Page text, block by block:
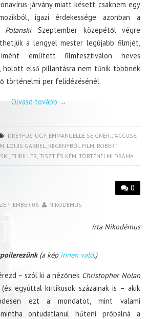
járvány miatt késett csaknem egy
igazi érdekessége azonban a
Polanski. Szeptember közepétől végre
a lengyel mester legújabb filmjét,
említett filmfesztiválon heves
első pillantásra nem tűnik többnek
történelmi per felidézésénél.
Olvasd tovább →
DREYFUS-ÜGY, EMMANUELLE SEIGNER J'ACCUSE
LOUIS GARREL REGÉNYBŐL FILM ROBERT
,THRILLER ,TISZT ÉS KÉM ,TÖRTÉNELMI DRÁMA
0
06. NIKODEMUS
írta Nikodémus
(a kép innen való.)
– szól ki a nézőnek Christopher Nolan
egyúttal kritikusok százainak is – akik
ezt a mondatot, mint valami
öntudatlanul hűteni próbálná a